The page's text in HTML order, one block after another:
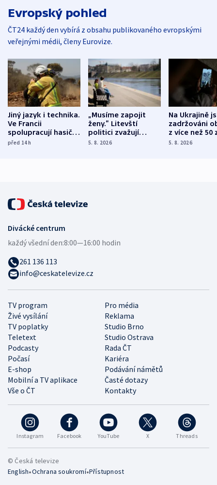
Evropský pohled
ČT24 každý den vybírá z obsahu publikovaného evropskými
veřejnými médii, členy Eurovize.
Jiný jazyk i technika.
Ve Francii
spolupracují hasiči z
různých zemí
před 14h
„Musíme zapojit
ženy.“ Litevští
politici zvažují
dohodu o
5. 8. 2026
Na Ukrajině
zadržováni
z více než 50
Bojovali na
5. 8. 2026
Instagram Facebook YouTube X Threads
TV program
Pro média
Živé vysílání
Reklama
TV poplatky
Studio Brno
Teletext
Studio Ostrava
Podcasty
Rada ČT
Počasí
Kariéra
E-shop
Podávání námětů
Mobilní a TV aplikace
Časté dotazy
Vše o ČT
Kontakty
Divácké centrum
každý všední den:8:00—16:00 hodin
261 136 113
info@ceskatelevize.cz
© Česká televize
English•Ochrana soukromí•Přístupnost